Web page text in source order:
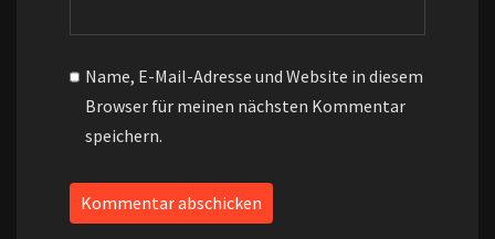
Name, E-Mail-Adresse und Website in diesem
Browser für meinen nächsten Kommentar
speichern.